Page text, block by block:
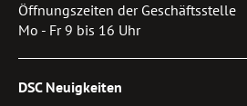
Öffnungszeiten der Geschäftsstelle
Mo - Fr 9 bis 16 Uhr
DSC Neuigkeiten